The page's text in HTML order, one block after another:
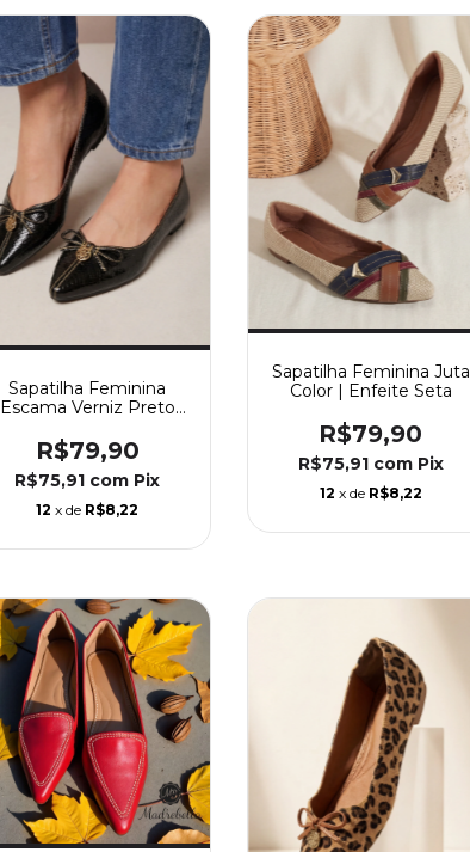
Sapatilha Feminina
Escama Verniz Preto
R$79,90
R$75,91 com Pix
12 x de R$8,22
Sapatilha Feminina Juta
Color | Enfeite Seta
R$79,90
R$75,91 com Pix
12 x de R$8,22